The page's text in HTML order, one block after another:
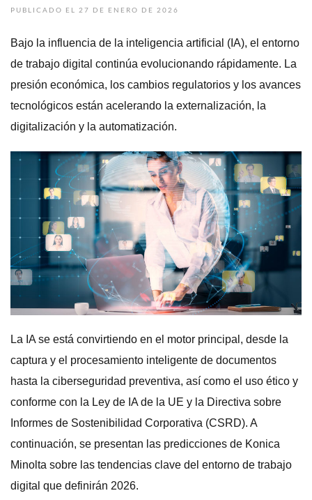
PUBLICADO EL 27 DE ENERO DE 2026
Bajo la influencia de la inteligencia artificial (IA), el entorno
de trabajo digital continúa evolucionando rápidamente. La
presión económica, los cambios regulatorios y los avances
tecnológicos están acelerando la externalización, la
digitalización y la automatización.
La IA se está convirtiendo en el motor principal, desde la
captura y el procesamiento inteligente de documentos
hasta la ciberseguridad preventiva, así como el uso ético y
conforme con la Ley de IA de la UE y la Directiva sobre
Informes de Sostenibilidad Corporativa (CSRD). A
continuación, se presentan las predicciones de Konica
Minolta sobre las tendencias clave del entorno de trabajo
digital que definirán 2026.